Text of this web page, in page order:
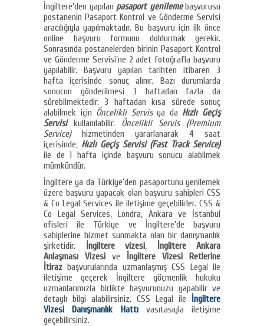
İngiltere’den yapılan pasaport yenileme başvurusu
postanenin Pasaport Kontrol ve Gönderme Servisi
aracılığıyla yapılmaktadır. Bu başvuru için ilk önce
online başvuru formunu doldurmak gerekir.
Sonrasında postanelerden birinin Pasaport Kontrol
ve Gönderme Servisi’ne 2 adet fotoğrafla başvuru
yapılabilir. Başvuru yapılan tarihten itibaren 3
hafta içerisinde sonuç alınır. Bazı durumlarda
sonucun gönderilmesi 3 haftadan fazla da
sürebilmektedir. 3 haftadan kısa sürede sonuç
alabilmek için Öncelikli Servisya da Hızlı Geçiş
Servisikullanılabilir. Öncelikli Servis (Premium
Service)hizmetinden yararlanarak 4 saat
içerisinde, Hızlı Geçiş Servisi (Fast Track Service)
ile de 1 hafta içinde başvuru sonucu alabilmek
mümkündür.
İngiltere ya da Türkiye’den pasaportunu yenilemek
üzere başvuru yapacak olan başvuru sahipleri CSS
& Co Legal Services ile iletişime geçebilirler. CSS &
Co Legal Services, Londra, Ankara ve İstanbul
ofisleri ile Türkiye ve İngiltere’de başvuru
sahiplerine hizmet sunmakta olan bir danışmanlık
şirketidir.
İngiltere vizesi,
İngiltere Ankara
Anlaşması Vizesi ve
İngiltere Vizesi Retlerine
İtiraz başvurularında uzmanlaşmış CSS Legal ile
iletişime geçerek İngiltere göçmenlik hukuku
uzmanlarımızla birlikte başvurunuzu yapabilir ve
detaylı bilgi alabilirsiniz. CSS Legal ile İngiltere
Vizesi Danışmanlık Hattıvasıtasıyla iletişime
geçebilirsiniz.